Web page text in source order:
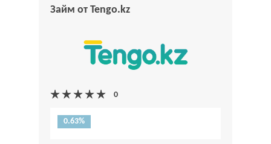
Займ от Tengo.kz
0.63%